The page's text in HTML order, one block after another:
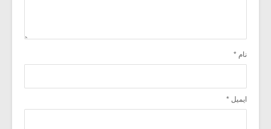
نام *
ایمیل *